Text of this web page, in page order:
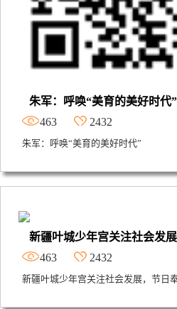
朱军：呼唤“美育的美好时代”
463
2432
朱军：呼唤“美育的美好时代”
新疆叶城少年宫关注社会发
463
2432
新疆叶城少年宫关注社会发展，节日